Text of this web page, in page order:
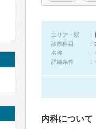
エリア・駅
診療科目
名称
詳細条件
内科について